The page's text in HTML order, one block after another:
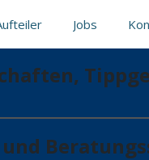
Jobs